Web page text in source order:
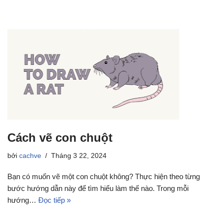
Cách vẽ con chuột
bởi cachve Tháng 3 22, 2024
Bạn có muốn vẽ một con chuột không? Thực hiện theo từng
bước hướng dẫn này để tìm hiểu làm thế nào. Trong mỗi
hướng… Đọc tiếp »